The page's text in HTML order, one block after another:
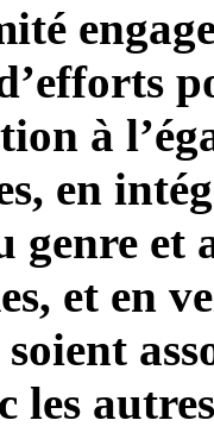
à
en
genre et
et en
les